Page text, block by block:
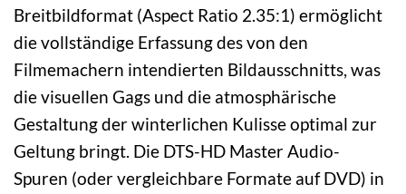
Breitbildformat (Aspect Ratio 2.35:1) ermöglicht
die vollständige Erfassung des von den
Filmemachern intendierten Bildausschnitts, was
die visuellen Gags und die atmosphärische
Gestaltung der winterlichen Kulisse optimal zur
Geltung bringt. Die DTS-HD Master Audio-
Spuren (oder vergleichbare Formate auf DVD) in